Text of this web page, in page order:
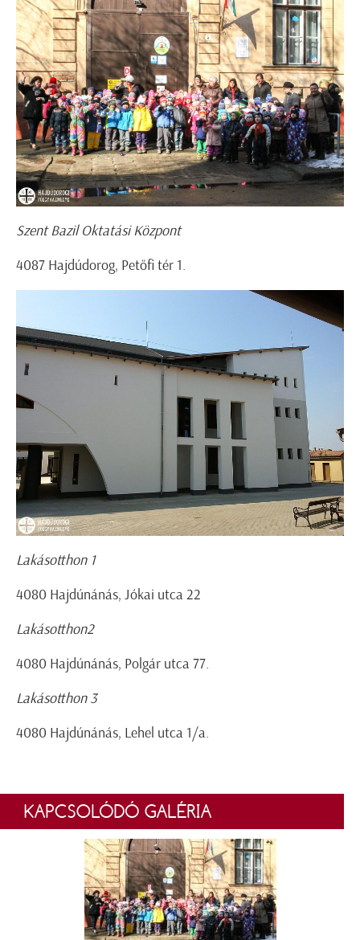
Szent Bazil Oktatási Központ
4087 Hajdúdorog, Petőfi tér 1.
Lakásotthon 1
4080 Hajdúnánás, Jókai utca 22
Lakásotthon2
4080 Hajdúnánás, Polgár utca 77.
Lakásotthon 3
4080 Hajdúnánás, Lehel utca 1/a.
KAPCSOLÓDÓ GALÉRIA